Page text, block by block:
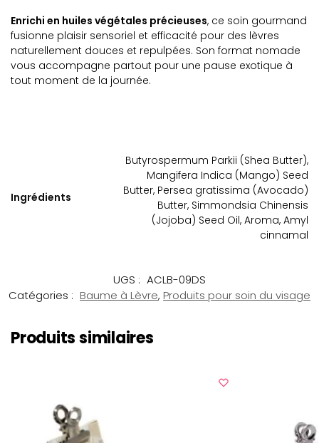
Enrichi en huiles végétales précieuses, ce soin gourmand
fusionne plaisir sensoriel et efficacité pour des lèvres
naturellement douces et repulpées. Son format nomade
vous accompagne partout pour une pause exotique à
tout moment de la journée.
Ingrédients
Butyrospermum Parkii (Shea Butter),
Mangifera Indica (Mango) Seed
Butter, Persea gratissima (Avocado)
Butter, Simmondsia Chinensis
(Jojoba) Seed Oil, Aroma, Amyl
cinnamal
UGS : ACLB-09DS
Catégories : Baume à Lèvre, Produits pour soin du visage
Produits similaires